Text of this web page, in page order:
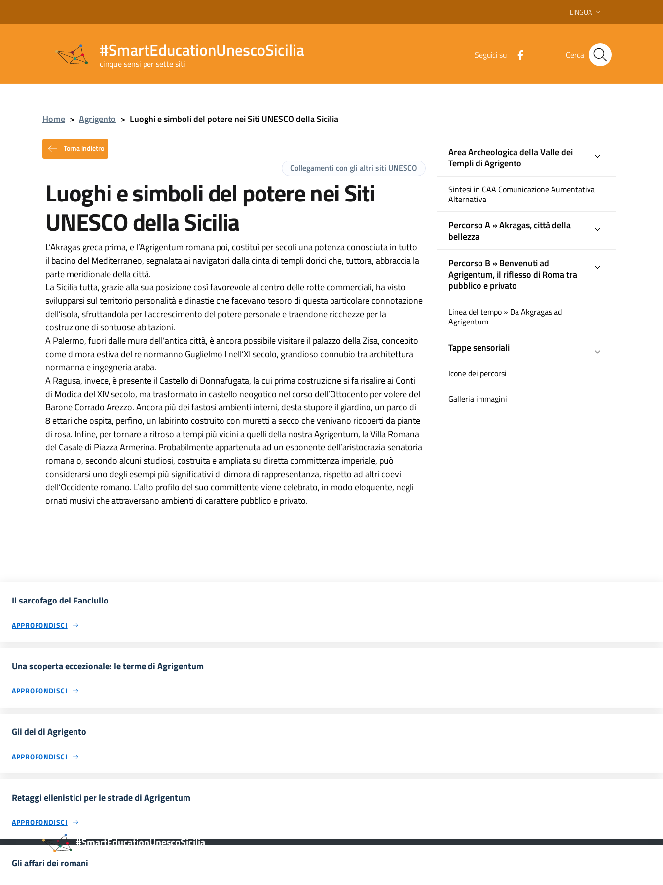
LINGUA
#SmartEducationUnescoSicilia
cinque sensi per sette siti
Seguici su Cerca
Home > Agrigento > Luoghi e simboli del potere nei Siti UNESCO della Sicilia
Torna indietro
Collegamenti con gli altri siti UNESCO
Luoghi e simboli del potere nei Siti
UNESCO della Sicilia
L’Akragas greca prima, e l’Agrigentum romana poi, costituì per secoli una potenza conosciuta in tutto
il bacino del Mediterraneo, segnalata ai navigatori dalla cinta di templi dorici che, tuttora, abbraccia la
parte meridionale della città.
La Sicilia tutta, grazie alla sua posizione così favorevole al centro delle rotte commerciali, ha visto
svilupparsi sul territorio personalità e dinastie che facevano tesoro di questa particolare connotazione
dell’isola, sfruttandola per l’accrescimento del potere personale e traendone ricchezze per la
costruzione di sontuose abitazioni.
A Palermo, fuori dalle mura dell’antica città, è ancora possibile visitare il palazzo della Zisa, concepito
come dimora estiva del re normanno Guglielmo I nell’XI secolo, grandioso connubio tra architettura
normanna e ingegneria araba.
A Ragusa, invece, è presente il Castello di Donnafugata, la cui prima costruzione si fa risalire ai Conti
di Modica del XIV secolo, ma trasformato in castello neogotico nel corso dell’Ottocento per volere del
Barone Corrado Arezzo. Ancora più dei fastosi ambienti interni, desta stupore il giardino, un parco di
8 ettari che ospita, perfino, un labirinto costruito con muretti a secco che venivano ricoperti da piante
di rosa. Infine, per tornare a ritroso a tempi più vicini a quelli della nostra Agrigentum, la Villa Romana
del Casale di Piazza Armerina. Probabilmente appartenuta ad un esponente dell’aristocrazia senatoria
romana o, secondo alcuni studiosi, costruita e ampliata su diretta committenza imperiale, può
considerarsi uno degli esempi più significativi di dimora di rappresentanza, rispetto ad altri coevi
dell’Occidente romano. L’alto profilo del suo committente viene celebrato, in modo eloquente, negli
ornati musivi che attraversano ambienti di carattere pubblico e privato.
Area Archeologica della Valle dei
Templi di Agrigento
Sintesi in CAA Comunicazione Aumentativa
Alternativa
Percorso A » Akragas, città della
bellezza
Percorso B » Benvenuti ad
Agrigentum, il riflesso di Roma tra
pubblico e privato
Linea del tempo » Da Akgragas ad
Agrigentum
Tappe sensoriali
Icone dei percorsi
Galleria immagini
Il sarcofago del Fanciullo
APPROFONDISCI
Una scoperta eccezionale: le terme di Agrigentum
APPROFONDISCI
Gli dei di Agrigento
APPROFONDISCI
Retaggi ellenistici per le strade di Agrigentum
APPROFONDISCI
Gli affari dei romani
#SmartEducationUnescoSicilia